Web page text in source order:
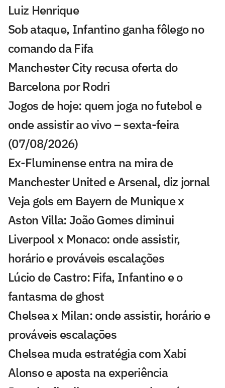
Luiz Henrique
Sob ataque, Infantino ganha fôlego no
comando da Fifa
Manchester City recusa oferta do
Barcelona por Rodri
Jogos de hoje: quem joga no futebol e
onde assistir ao vivo – sexta-feira
(07/08/2026)
Ex-Fluminense entra na mira de
Manchester United e Arsenal, diz jornal
Veja gols em Bayern de Munique x
Aston Villa: João Gomes diminui
Liverpool x Monaco: onde assistir,
horário e prováveis escalações
Lúcio de Castro: Fifa, Infantino e o
fantasma de ghost
Chelsea x Milan: onde assistir, horário e
prováveis escalações
Chelsea muda estratégia com Xabi
Alonso e aposta na experiência